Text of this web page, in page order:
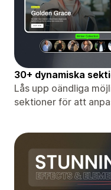
30+ dynamiska
Lås upp oändliga
sektioner för att